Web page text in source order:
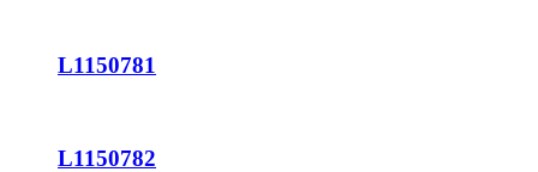
L1150781
L1150782